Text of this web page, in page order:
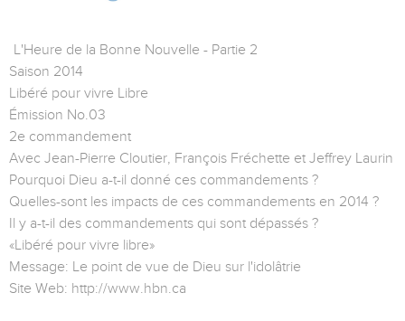
L'Heure de la Bonne Nouvelle - Partie 2
Saison 2014
Libéré pour vivre Libre
Émission No.03
2e commandement
Avec Jean-Pierre Cloutier, François Fréchette et Jeffrey Laurin
Pourquoi Dieu a-t-il donné ces commandements ?
Quelles-sont les impacts de ces commandements en 2014 ?
Il y a-t-il des commandements qui sont dépassés ?
«Libéré pour vivre libre»
Message: Le point de vue de Dieu sur l'idolâtrie
Site Web: http://www.hbn.ca